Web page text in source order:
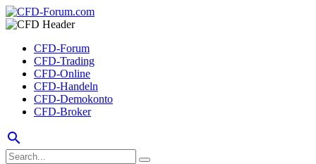
CFD-Forum
CFD-Trading
CFD-Online
CFD-Handeln
CFD-Demokonto
CFD-Broker
search